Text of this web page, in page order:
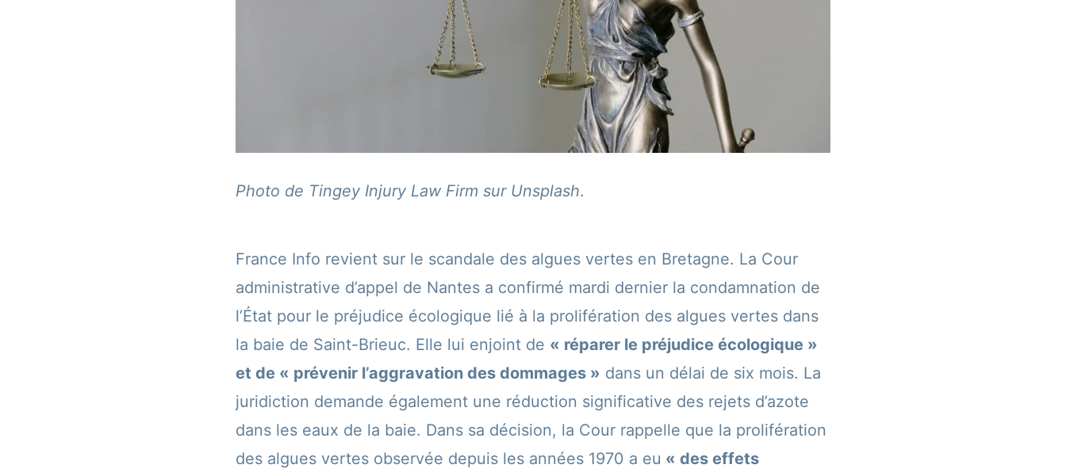
Photo de Tingey Injury Law Firm sur Unsplash.
France Info revient sur le scandale des algues vertes en Bretagne. La Cour
administrative d’appel de Nantes a confirmé mardi dernier la condamnation de
l’État pour le préjudice écologique lié à la prolifération des algues vertes dans
la baie de Saint-Brieuc. Elle lui enjoint de « réparer le préjudice écologique »
et de « prévenir l’aggravation des dommages » dans un délai de six mois. La
juridiction demande également une réduction significative des rejets d’azote
dans les eaux de la baie. Dans sa décision, la Cour rappelle que la prolifération
des algues vertes observée depuis les années 1970 a eu « des effets